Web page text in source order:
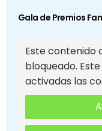
Gala de Premios
Este contenido
bloqueado.
activadas las